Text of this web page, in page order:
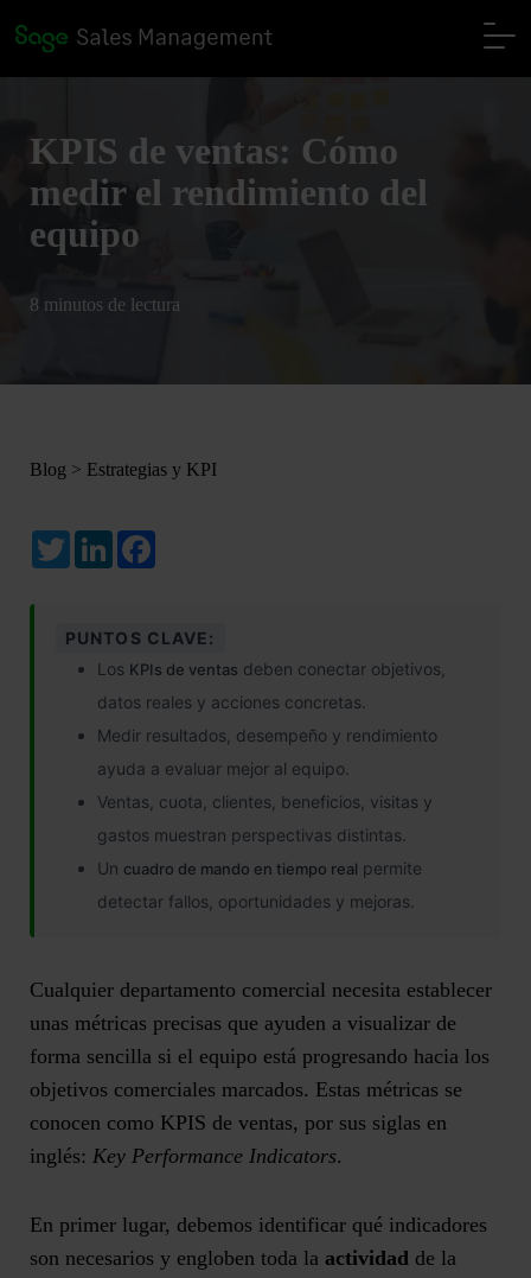
KPIS de ventas: Cómo
medir el rendimiento del
equipo
8 minutos de lectura
Blog > Estrategias y KPI
TwitterLinkedIn
PUNTOS CLAVE:
Los KPIs de ventas deben conectar objetivos,
datos reales y acciones concretas.
Medir resultados, desempeño y rendimiento
ayuda a evaluar mejor al equipo.
Ventas, cuota, clientes, beneficios, visitas y
gastos muestran perspectivas distintas.
Un cuadro de mando en tiempo real permite
detectar fallos, oportunidades y mejoras.
Cualquier departamento comercial necesita establecer
unas métricas precisas que ayuden a visualizar de
forma sencilla si el equipo está progresando hacia los
objetivos comerciales marcados. Estas métricas se
conocen como KPIS de ventas, por sus siglas en
inglés: Key Performance Indicators.
En primer lugar, debemos identificar qué indicadores
son necesarios y engloben toda la actividad de la